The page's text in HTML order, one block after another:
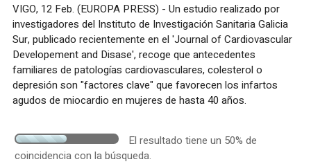
VIGO, 12 Feb. (EUROPA PRESS) - Un estudio realizado por
investigadores del Instituto de Investigación Sanitaria Galicia
Sur, publicado recientemente en el 'Journal of Cardiovascular
Developement and Disase', recoge que antecedentes
familiares de patologías cardiovasculares, colesterol o
depresión son "factores clave" que favorecen los infartos
agudos de miocardio en mujeres de hasta 40 años.
El resultado tiene un 50% de
coincidencia con la búsqueda.